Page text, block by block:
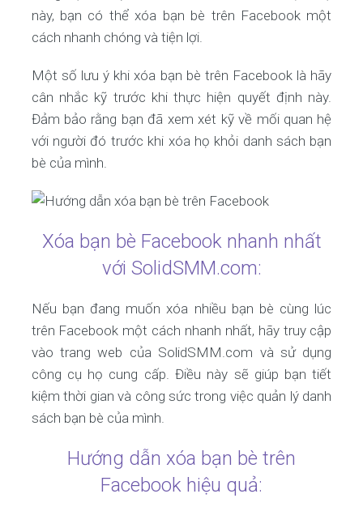
này, bạn có thể xóa bạn bè trên Facebook một
cách nhanh chóng và tiện lợi.
Một số lưu ý khi xóa bạn bè trên Facebook là hãy
cân nhắc kỹ trước khi thực hiện quyết định này.
Đảm bảo rằng bạn đã xem xét kỹ về mối quan hệ
với người đó trước khi xóa họ khỏi danh sách bạn
bè của mình.
Xóa bạn bè Facebook nhanh nhất
với SolidSMM.com:
Nếu bạn đang muốn xóa nhiều bạn bè cùng lúc
trên Facebook một cách nhanh nhất, hãy truy cập
vào trang web của SolidSMM.com và sử dụng
công cụ họ cung cấp. Điều này sẽ giúp bạn tiết
kiệm thời gian và công sức trong việc quản lý danh
sách bạn bè của mình.
Hướng dẫn xóa bạn bè trên
Facebook hiệu quả: